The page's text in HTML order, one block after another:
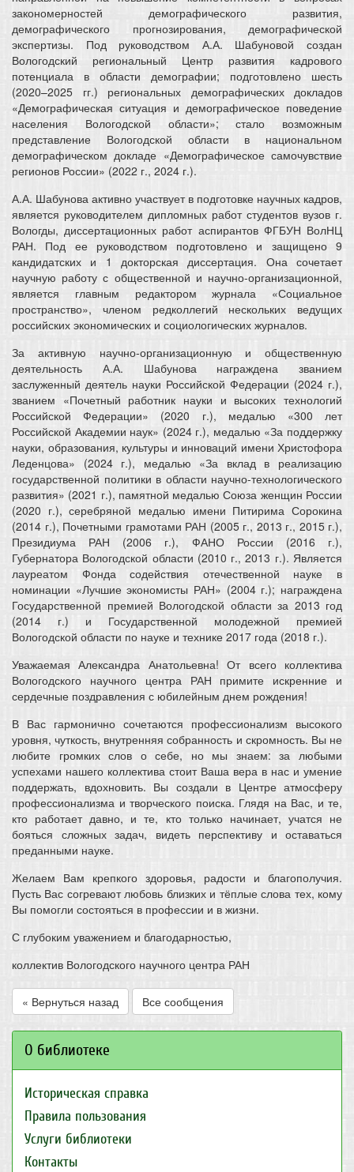
закономерностей демографического развития,
демографического прогнозирования, демографической
экспертизы. Под руководством А.А. Шабуновой создан
Вологодский региональный Центр развития кадрового
потенциала в области демографии; подготовлено шесть
(2020–2025 гг.) региональных демографических докладов
«Демографическая ситуация и демографическое поведение
населения Вологодской области»; стало возможным
представление Вологодской области в национальном
демографическом докладе «Демографическое самочувствие
регионов России» (2022 г., 2024 г.).
А.А. Шабунова активно участвует в подготовке научных кадров,
является руководителем дипломных работ студентов вузов г.
Вологды, диссертационных работ аспирантов ФГБУН ВолНЦ
РАН. Под ее руководством подготовлено и защищено 9
кандидатских и 1 докторская диссертация. Она сочетает
научную работу с общественной и научно-организационной,
является главным редактором журнала «Социальное
пространство», членом редколлегий нескольких ведущих
российских экономических и социологических журналов.
За активную научно-организационную и общественную
деятельность А.А. Шабунова награждена званием
заслуженный деятель науки Российской Федерации (2024 г.),
званием «Почетный работник науки и высоких технологий
Российской Федерации» (2020 г.), медалью «300 лет
Российской Академии наук» (2024 г.), медалью «За поддержку
науки, образования, культуры и инноваций имени Христофора
Леденцова» (2024 г.), медалью «За вклад в реализацию
государственной политики в области научно-технологического
развития» (2021 г.), памятной медалью Союза женщин России
(2020 г.), серебряной медалью имени Питирима Сорокина
(2014 г.), Почетными грамотами РАН (2005 г., 2013 г., 2015 г.),
Президиума РАН (2006 г.), ФАНО России (2016 г.),
Губернатора Вологодской области (2010 г., 2013 г.). Является
лауреатом Фонда содействия отечественной науке в
номинации «Лучшие экономисты РАН» (2004 г.); награждена
Государственной премией Вологодской области за 2013 год
(2014 г.) и Государственной молодежной премией
Вологодской области по науке и технике 2017 года (2018 г.).
Уважаемая Александра Анатольевна! От всего коллектива
Вологодского научного центра РАН примите искренние и
сердечные поздравления с юбилейным днем рождения!
В Вас гармонично сочетаются профессионализм высокого
уровня, чуткость, внутренняя собранность и скромность. Вы не
любите громких слов о себе, но мы знаем: за любыми
успехами нашего коллектива стоит Ваша вера в нас и умение
поддержать, вдохновить. Вы создали в Центре атмосферу
профессионализма и творческого поиска. Глядя на Вас, и те,
кто работает давно, и те, кто только начинает, учатся не
бояться сложных задач, видеть перспективу и оставаться
преданными науке.
Желаем Вам крепкого здоровья, радости и благополучия.
Пусть Вас согревают любовь близких и тёплые слова тех, кому
Вы помогли состояться в профессии и в жизни.
С глубоким уважением и благодарностью,
коллектив Вологодского научного центра РАН
« Вернуться назад Все сообщения
О библиотеке
Историческая справка
Правила пользования
Услуги библиотеки
Контакты